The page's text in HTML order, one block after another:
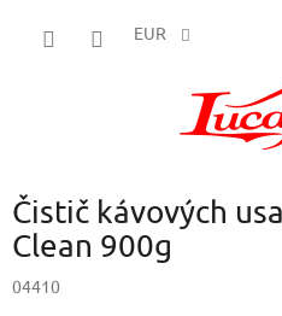
EUR
Čistič kávových
Clean 900g
04410